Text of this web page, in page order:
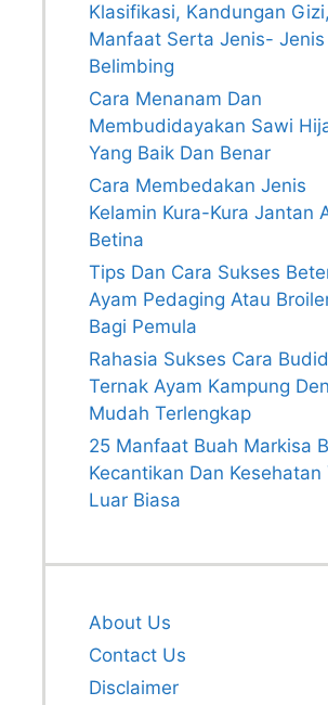
Klasifikasi, Kandungan Gizi,
Manfaat Serta Jenis- Jenis
Belimbing
Cara Menanam Dan
Membudidayakan Sawi
Yang Baik Dan Benar
Cara Membedakan Jenis
Kelamin Kura-Kura Jantan
Betina
Tips Dan Cara Sukses
Ayam Pedaging Atau
Bagi Pemula
Rahasia Sukses Cara
Ternak Ayam Kampung
Mudah Terlengkap
25 Manfaat Buah Markisa
Kecantikan Dan Kesehatan
Luar Biasa
About Us
Contact Us
Disclaimer